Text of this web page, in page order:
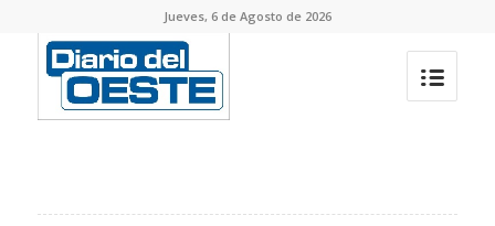
Jueves, 6 de Agosto de 2026